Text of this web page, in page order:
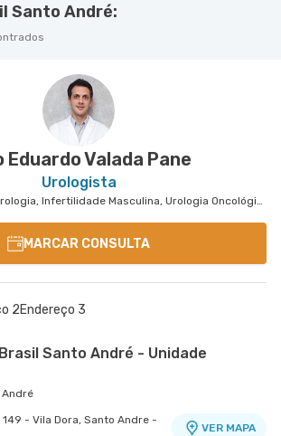
Santo André:
Eduardo Valada Pane
Urologista
Urologia Clinica, Andrologia, Infertilidade Masculina, Urologia Oncológica
MARCAR CONSULTA
2Endereço 3
Santo André - Unidade
- Vila Dora, Santo Andre -
VER MAPA